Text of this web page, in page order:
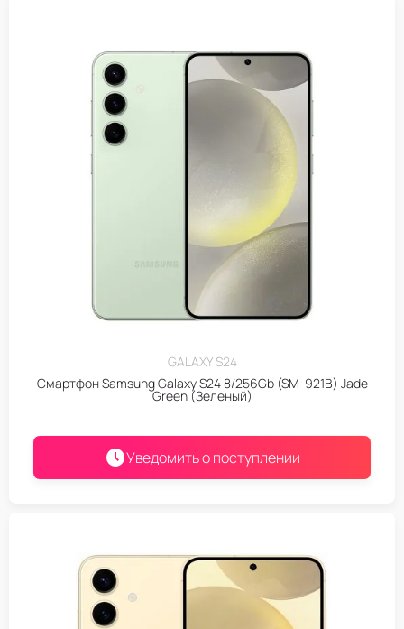
GALAXY S24
Смартфон Samsung Galaxy S24 8/256Gb (SM-921B) Jade
Green (Зеленый)
Уведомить о поступлении